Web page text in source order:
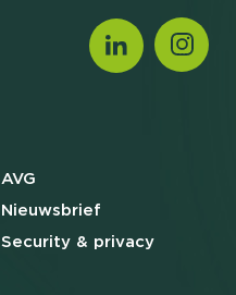
AVG
Nieuwsbrief
Security & privacy